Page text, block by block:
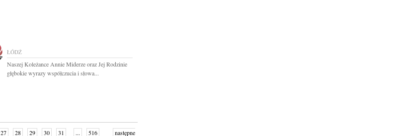
ŁÓDŹ
Naszej Koleżance Annie Miderze oraz Jej Rodzinie
głębokie wyrazy współczucia i słowa...
27 28 29 30 31 ... 516 następne